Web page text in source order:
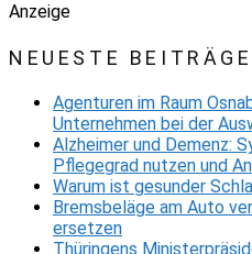
Anzeige
NEUESTE BEITRÄGE
Agenturen im Raum
Unternehmen bei der
Alzheimer und Demenz:
Pflegegrad nutzen und
Warum ist gesunder
Bremsbeläge am Auto
ersetzen
Thüringens